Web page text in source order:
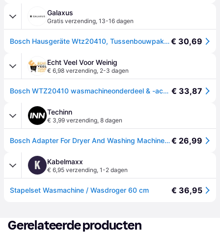
Galaxus
Gratis verzending, 13-16 dagen
Bosch Hausgeräte Wtz20410, Tussenbouwpakket wasmachine/droger, Wit€ 30,69
Echt Veel Voor Weinig
€ 6,98 verzending, 2-3 dagen
Bosch WTZ20410 wasmachineonderdeel & -accessoire Huisraad set € 33,87
Techinn
€ 3,99 verzending, 8 dagen
Bosch Adapter For Dryer And Washing Machine Zilver€ 26,99
K Kabelmaxx
€ 6,95 verzending, 1-2 dagen
Stapelset Wasmachine / Wasdroger 60 cm € 36,95
Gerelateerde producten